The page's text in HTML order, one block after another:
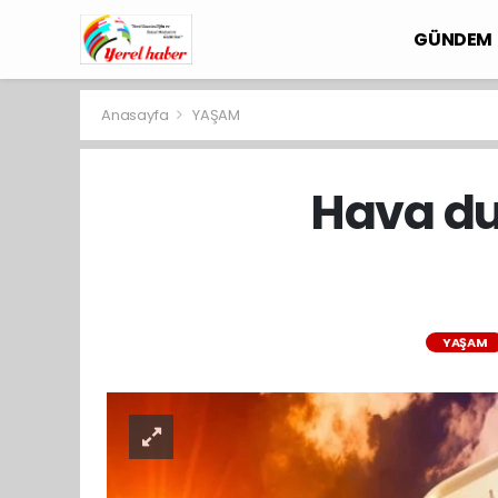
GÜNDEM
Anasayfa YAŞAM
Hava
YAŞAM